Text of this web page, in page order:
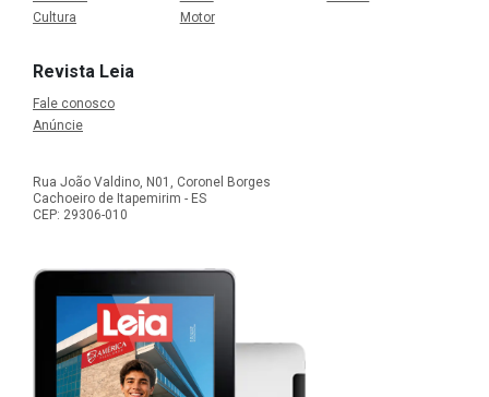
Cultura
Motor
Revista Leia
Fale conosco
Anúncie
Rua João Valdino, N01, Coronel Borges
Cachoeiro de Itapemirim - ES
CEP: 29306-010